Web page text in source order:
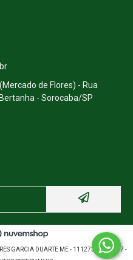
de Flores) - Rua
- Sorocaba/SP
GARCIA DUARTE ME - 11127389000157 -